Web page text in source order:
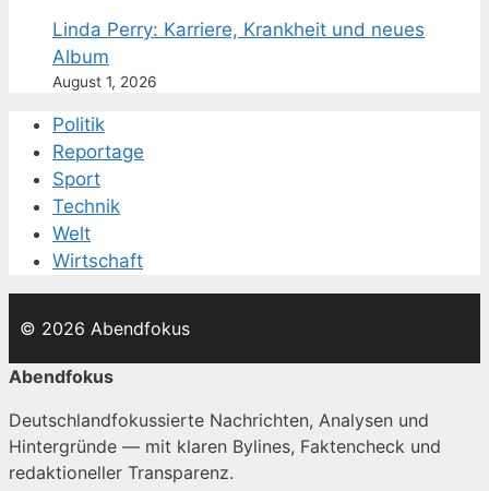
Linda Perry: Karriere, Krankheit und neues
Album
August 1, 2026
Politik
Reportage
Sport
Technik
Welt
Wirtschaft
© 2026 Abendfokus
Abendfokus
Deutschlandfokussierte Nachrichten, Analysen und
Hintergründe — mit klaren Bylines, Faktencheck und
redaktioneller Transparenz.